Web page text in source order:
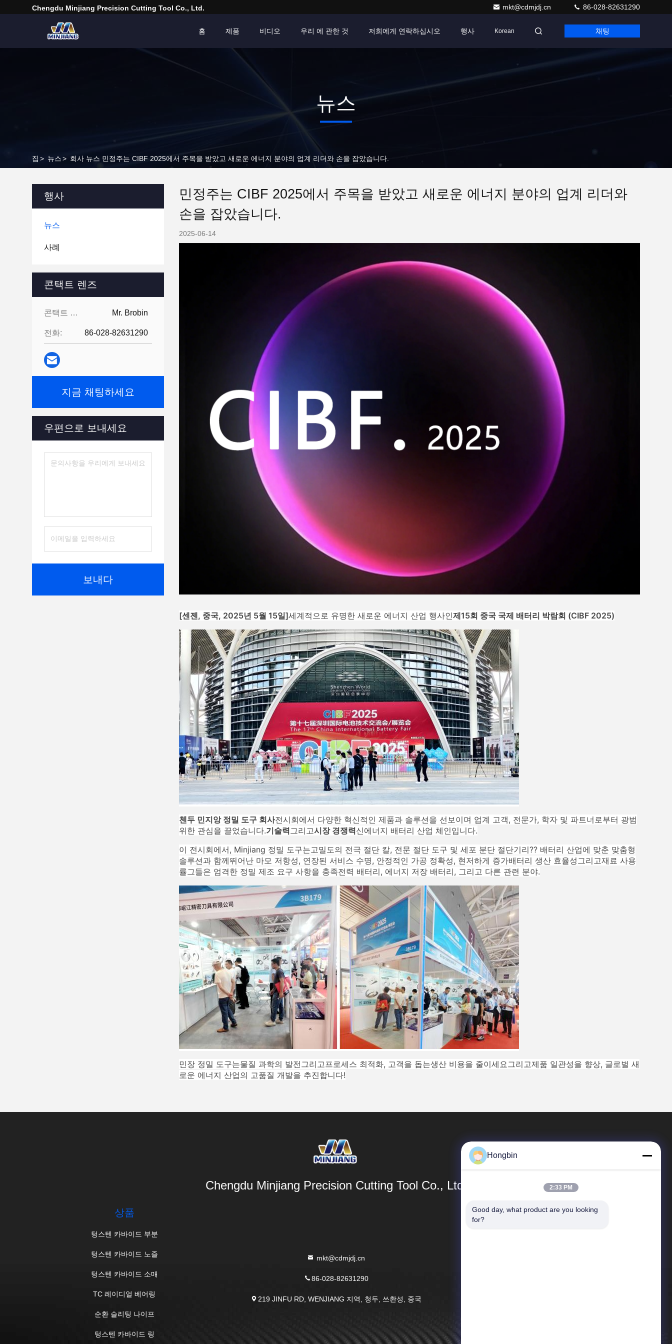
Chengdu Minjiang Precision Cutting Tool Co., Ltd. mkt@cdmjdj.cn 86-028-82631290
홈 제품 비디오 우리 에 관한 것 저희에게 연락하십시오 행사 Korean 채팅
뉴스
집 > 뉴스> 회사 뉴스 민정주는 CIBF 2025에서 주목을 받았고 새로운 에너지 분야의 업계 리더와 손을 잡았습니다.
행사
뉴스
사례
콘택트 렌즈
콘택트 렌즈: Mr. Brobin
전화: 86-028-82631290
지금 채팅하세요
우편으로 보내세요
보내다
민정주는 CIBF 2025에서 주목을 받았고 새로운 에너지 분야의 업계 리더와
손을 잡았습니다.
2025-06-14
[센젠, 중국, 2025년 5월 15일]세계적으로 유명한 새로운 에너지 산업 행사인제15회 중국 국제 배터리 박람회 (CIBF 2025)
첸두 민지앙 정밀 도구 회사전시회에서 다양한 혁신적인 제품과 솔루션을 선보이며 업계 고객, 전문가, 학자 및 파트너로부터 광범
위한 관심을 끌었습니다.기술력그리고시장 경쟁력신에너지 배터리 산업 체인입니다.
이 전시회에서, Minjiang 정밀 도구는고밀도의 전극 절단 칼, 전문 절단 도구 및 세포 분단 절단기리?? 배터리 산업에 맞춘 맞춤형
솔루션과 함께뛰어난 마모 저항성, 연장된 서비스 수명, 안정적인 가공 정확성, 현저하게 증가배터리 생산 효율성그리고재료 사용
률그들은 엄격한 정밀 제조 요구 사항을 충족전력 배터리, 에너지 저장 배터리, 그리고 다른 관련 분야.
민장 정밀 도구는물질 과학의 발전그리고프로세스 최적화, 고객을 돕는생산 비용을 줄이세요그리고제품 일관성을 향상, 글로벌 새
로운 에너지 산업의 고품질 개발을 추진합니다!
Chengdu Minjiang Precision Cutting Tool Co., Ltd.
상품
텅스텐 카바이드 부분
텅스텐 카바이드 노즐
텅스텐 카바이드 소매
TC 레이디얼 베어링
순환 슬리팅 나이프
텅스텐 카바이드 링
mkt@cdmjdj.cn
86-028-82631290
219 JINFU RD, WENJIANG 지역, 청두, 쓰촨성, 중국
빠른 링크
Hongbin
2:33 PM
Good day, what product are you looking
for?